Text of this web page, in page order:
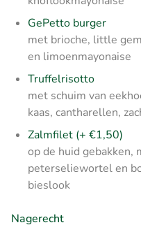
GePetto burger
met brioche, little
en limoenmayonaise
Truffelrisotto
met schuim van
kaas, cantharellen,
Zalmfilet (+ €1,50)
op de huid gebakken,
peterseliewortel en
bieslook
Nagerecht